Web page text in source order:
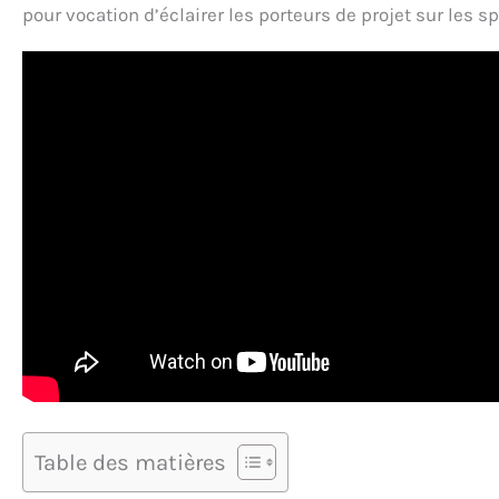
pour vocation d’éclairer les porteurs de projet sur les
Table des matières